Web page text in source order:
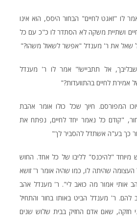
לו "זאגט לחיים" הבחור היסס, הוא אינו
ושתיית משקה לא הסתדר לו כ"כ עם כל
שאל את ר' מענדל "אפשר לשאול משהו?"
אל תתבייש!" אמר לו ר' מענדל
לחיים בהתוועדות?"
המפורסם. חיוך שכל כולו אומר אהבת
"קודם כל נאמר יחד לחיים, נפתח את
כך בע"ה אשתדל להסביר לך"
מיוחד "להיכנס" לליבו של כל אחד. החוש
שהיתה לו, כמו שהיה אומר ר' זושא
אותי אמור מה כואב לי". ר' מענדל אהב
להם. ר' מענדל הביט באותו בחור והתחיל
חזקה, שאם אדם החזיק בבית שלוש שנים